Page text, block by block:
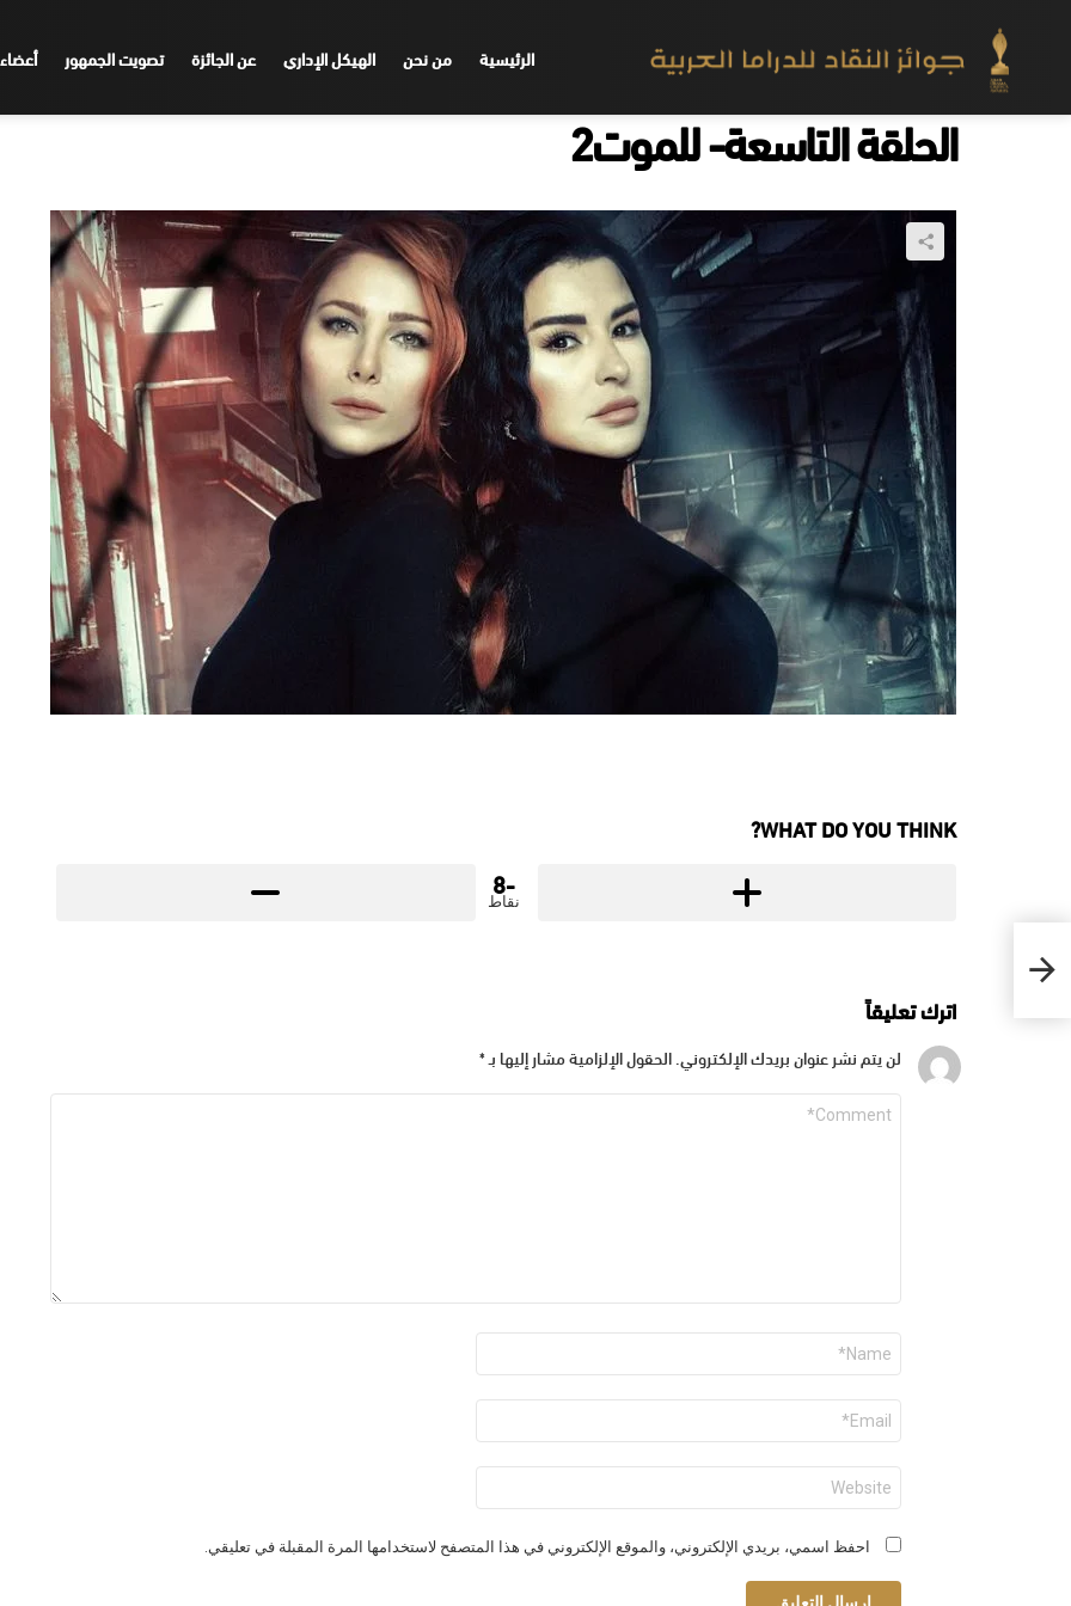
الرئيسية من نحن الهيكل الإداري عن الجائزة تصويت الجمهور
الحلقة التاسعة- للموت2
WHAT DO YOU THINK?
-8
نقاط
اترك تعليقاً
لن يتم نشر عنوان بريدك الإلكتروني. الحقول الإلزامية مشار إليها بـ *
التعليق
الاسم
البريد
الإلكتروني
*
الموقع
الإلكتروني
احفظ اسمي، بريدي الإلكتروني، والموقع الإلكتروني في هذا المتصفح لاستخدامها المرة المقبلة في تعليقي.